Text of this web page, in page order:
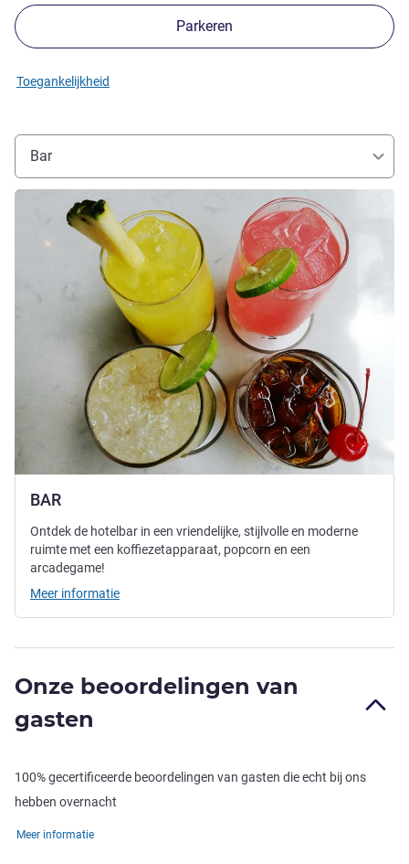
Parkeren
Toegankelijkheid
Bar
BAR
Meer informatie
Ontdek de hotelbar in een vriendelijke, stijlvolle en moderne
ruimte met een koffiezetapparaat, popcorn en een
arcadegame!
Meer informatie
Onze beoordelingen van
gasten
100% gecertificeerde beoordelingen van gasten die echt bij ons
hebben overnacht
Meer informatie